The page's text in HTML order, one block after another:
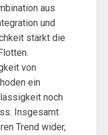
aus
und
stärkt die
von
ein
noch
Insgesamt
Trend wider,